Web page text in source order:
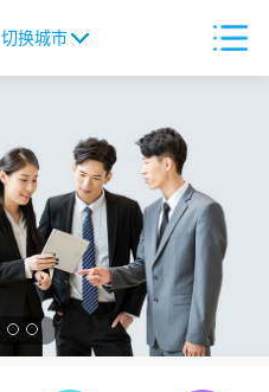
切换城市